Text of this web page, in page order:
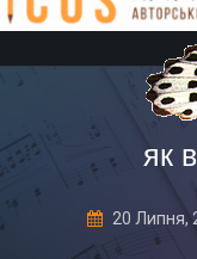
як
20 Липня,